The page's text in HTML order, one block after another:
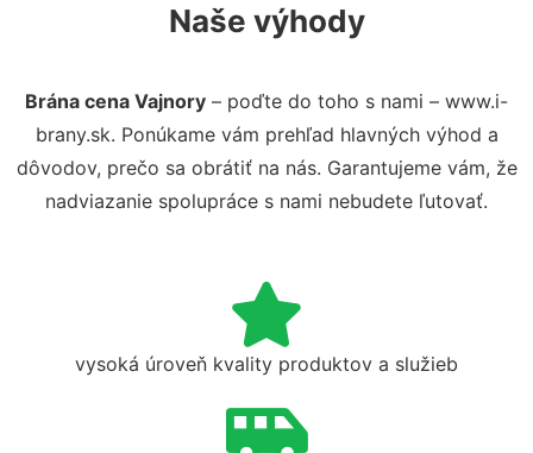
Naše výhody
Brána cena Vajnory – poďte do toho s nami – www.i-
brany.sk. Ponúkame vám prehľad hlavných výhod a
dôvodov, prečo sa obrátiť na nás. Garantujeme vám, že
nadviazanie spolupráce s nami nebudete ľutovať.
vysoká úroveň kvality produktov a služieb